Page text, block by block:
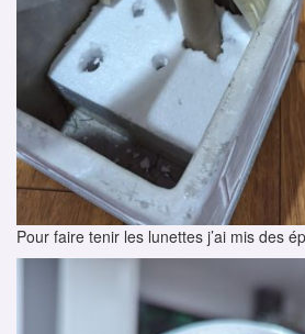
Pour faire tenir les lunettes j’ai mis des